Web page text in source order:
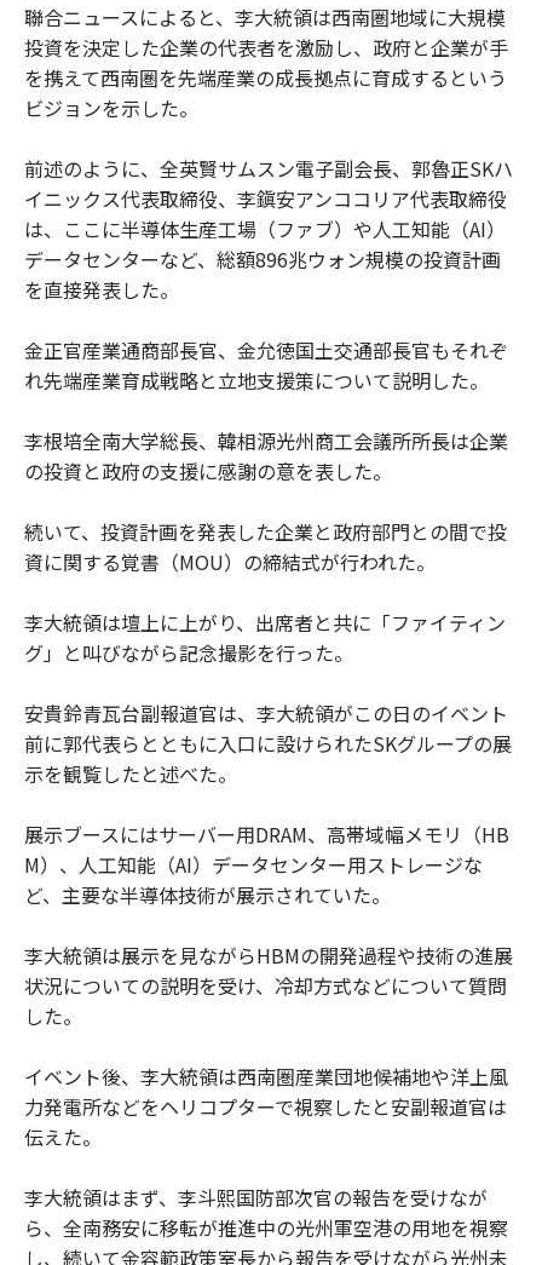
聯合ニュースによると、李大統領は西南圏地域に大規模
投資を決定した企業の代表者を激励し、政府と企業が手
を携えて西南圏を先端産業の成長拠点に育成するという
ビジョンを示した。
前述のように、全英賢サムスン電子副会長、郭魯正SKハ
イニックス代表取締役、李鎭安アンココリア代表取締役
は、ここに半導体生産工場（ファブ）や人工知能（AI）
データセンターなど、総額896兆ウォン規模の投資計画
を直接発表した。
金正官産業通商部長官、金允徳国土交通部長官もそれぞ
れ先端産業育成戦略と立地支援策について説明した。
李根培全南大学総長、韓相源光州商工会議所所長は企業
の投資と政府の支援に感謝の意を表した。
続いて、投資計画を発表した企業と政府部門との間で投
資に関する覚書（MOU）の締結式が行われた。
李大統領は壇上に上がり、出席者と共に「ファイティン
グ」と叫びながら記念撮影を行った。
安貴鈴青瓦台副報道官は、李大統領がこの日のイベント
前に郭代表らとともに入口に設けられたSKグループの展
示を観覧したと述べた。
展示ブースにはサーバー用DRAM、高帯域幅メモリ（HB
M）、人工知能（AI）データセンター用ストレージな
ど、主要な半導体技術が展示されていた。
李大統領は展示を見ながらHBMの開発過程や技術の進展
状況についての説明を受け、冷却方式などについて質問
した。
イベント後、李大統領は西南圏産業団地候補地や洋上風
力発電所などをヘリコプターで視察したと安副報道官は
伝えた。
李大統領はまず、李斗熙国防部次官の報告を受けなが
ら、全南務安に移転が推進中の光州軍空港の用地を視察
し、続いて金容範政策室長から報告を受けながら光州未